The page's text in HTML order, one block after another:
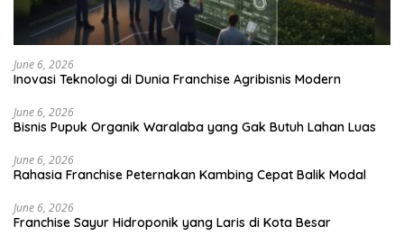
June 6, 2026
Inovasi Teknologi di Dunia Franchise Agribisnis Modern
June 6, 2026
Bisnis Pupuk Organik Waralaba yang Gak Butuh Lahan Luas
June 6, 2026
Rahasia Franchise Peternakan Kambing Cepat Balik Modal
June 6, 2026
Franchise Sayur Hidroponik yang Laris di Kota Besar